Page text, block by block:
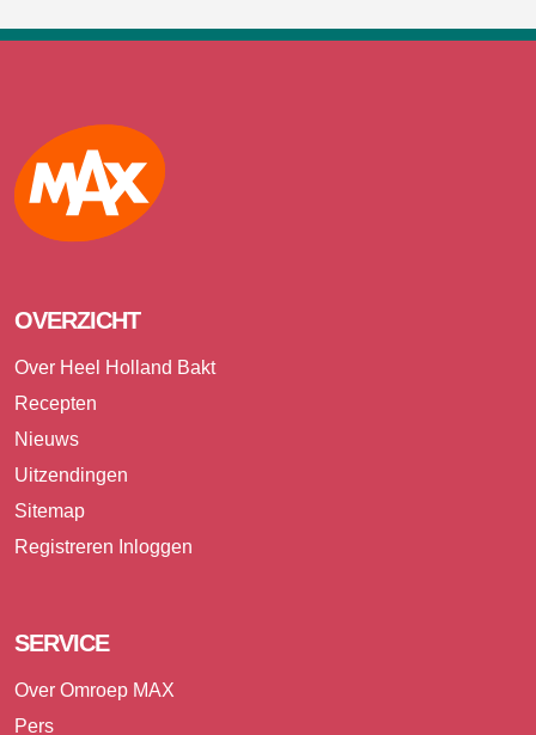
Max
OVERZICHT
Over Heel Holland Bakt
Recepten
Nieuws
Uitzendingen
Sitemap
Registreren Inloggen
SERVICE
Over Omroep MAX
Pers